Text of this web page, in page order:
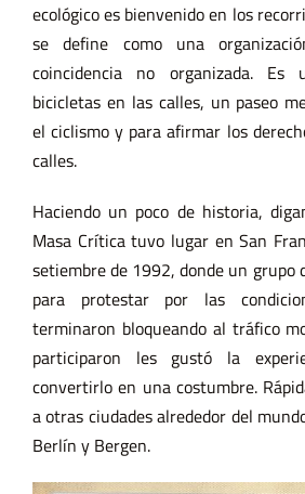
ecológico es bienvenido en los
se define como una
coincidencia no organizada. Es
bicicletas en las calles, un paseo
el ciclismo y para afirmar los
calles.
Haciendo un poco de historia,
Masa Crítica tuvo lugar en San
setiembre de 1992, donde un grupo
para protestar por las
terminaron bloqueando al tráfico
participaron les gustó la
convertirlo en una costumbre.
a otras ciudades alrededor del
Berlín y Bergen.